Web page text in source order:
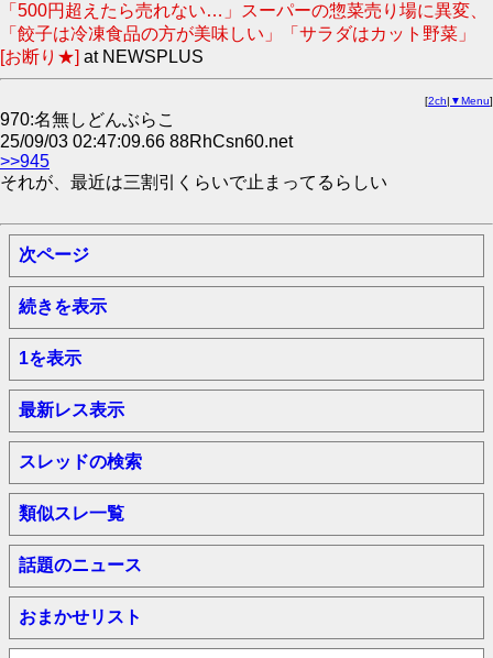
「500円超えたら売れない…」スーパーの惣菜売り場に異変、
「餃子は冷凍食品の方が美味しい」「サラダはカット野菜」
[お断り★] at NEWSPLUS
[2ch| ▼Menu]
970:名無しどんぶらこ
25/09/03 02:47:09.66 88RhCsn60.net
>>945
それが、最近は三割引くらいで止まってるらしい
次ページ
続きを表示
1を表示
最新レス表示
スレッドの検索
類似スレ一覧
話題のニュース
おまかせリスト